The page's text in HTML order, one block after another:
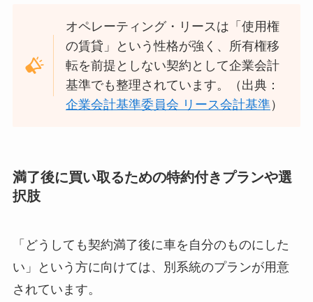
オペレーティング・リースは「使用権
の賃貸」という性格が強く、所有権移
転を前提としない契約として企業会計
基準でも整理されています。（出典：
企業会計基準委員会 リース会計基準）
満了後に買い取るための特約付きプランや選
択肢
「どうしても契約満了後に車を自分のものにした
い」という方に向けては、別系統のプランが用意
されています。